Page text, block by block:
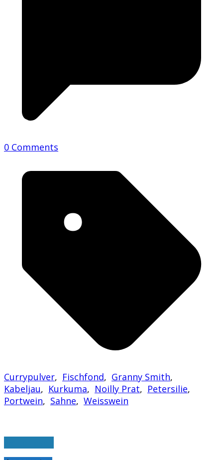
0 Comments
Currypulver, Fischfond, Granny Smith,
Kabeljau, Kurkuma, Noilly Prat, Petersilie,
Portwein, Sahne, Weisswein